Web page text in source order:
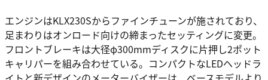
エンジンはKLX230Sからファインチューンが施されており、
足まわりはオンロード向けの締まったセッティングに変更。
フロントブレーキは大径φ300mmディスクに片押し2ポット
キャリパーを組み合わせている。コンパクトなLEDヘッドラ